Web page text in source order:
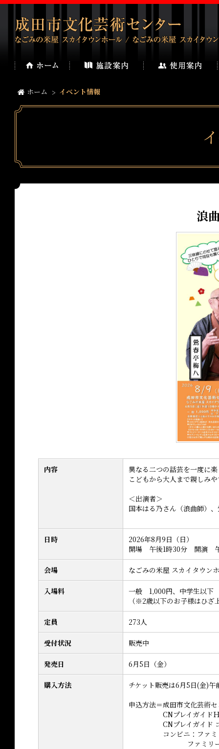
ホーム イベント情報
浪
内容
異なる二つの話芸を一度に
こどもから大人まで親しみ
＜出演者＞
国本はる乃さん（浪曲師）
日時
2026年8月9日（日）
開場 午後1時30分 開演
会場 なごみの米屋 スカイタウン
入場料
一般 1,000円、中学生以下
（※2歳以下のお子様はひざ
定員 273人
受付状況 販売中
発売日 6月5日（金）
購入方法
チケット販売は6月5日(金)午
申込方法＝成田市文化芸術
CNプレイガイドＨＰ
CNプレイガイド コー
コンビニ：ファミリ
ファミリーマート店